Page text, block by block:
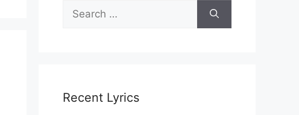
Search
for:
Recent Lyrics